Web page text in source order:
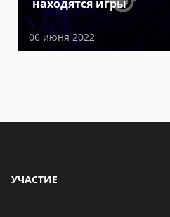
находятся игры
06 июня 2022
УЧАСТИЕ